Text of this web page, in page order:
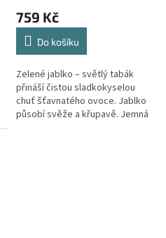
759 Kč
Do košíku
Zelené jablko – světlý tabák
přináší čistou sladkokyselou
chuť šťavnatého ovoce. Jablko
působí svěže a křupavě. Jemná